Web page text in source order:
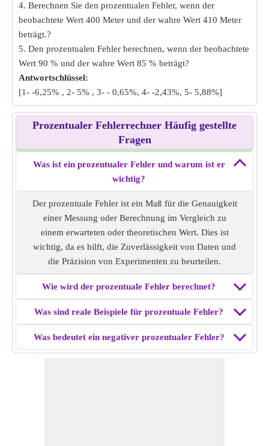
4. Berechnen Sie den prozentualen Fehler, wenn der
beobachtete Wert 400 Meter und der wahre Wert 410 Meter
beträgt.?
5. Den prozentualen Fehler berechnen, wenn der beobachtete
Wert 90 % und der wahre Wert 85 % beträgt?
Antwortschlüssel:
[1- -6,25% , 2- 5% , 3- - 0,65%, 4- -2,43%, 5- 5,88%]
Prozentualer Fehlerrechner Häufig gestellte
Fragen
Was ist ein prozentualer Fehler und warum ist er
wichtig?
Der prozentuale Fehler ist ein Maß für die Genauigkeit
einer Messung oder Berechnung im Vergleich zu
einem erwarteten oder theoretischen Wert. Dies ist
wichtig, da es hilft, die Zuverlässigkeit von Daten und
die Präzision von Experimenten zu beurteilen.
Wie wird der prozentuale Fehler berechnet?
Was sind reale Beispiele für prozentuale Fehler?
Was bedeutet ein negativer prozentualer Fehler?